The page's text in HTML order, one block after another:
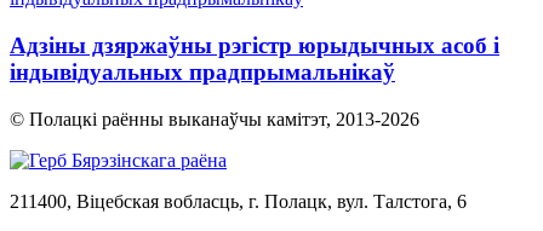
Адзіны дзяржаўны рэгістр юрыдычных асоб і
індывідуальных прадпрымальнікаў
© Полацкі раённы выканаўчы камітэт, 2013-2026
211400, Віцебская вобласць, г. Полацк, вул. Талстога, 6